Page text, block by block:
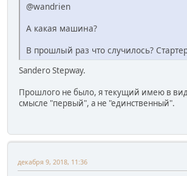
@wandrien
А какая машина?
В прошлый раз что случилось?
Sandero Stepway.
Прошлого не было, я текущий имею в
смысле "первый", а не "единственный".
декабря 9, 2018, 11:36